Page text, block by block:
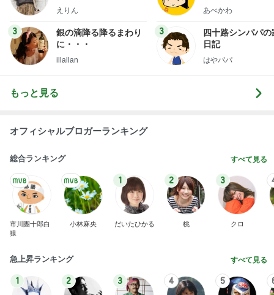
ファッションブログ
えりん
3
銀の滴降る降るまわり
に・・・
illallan
あべかわ
3
四十路シンパパの
日記
はやパパ
もっと見る
オフィシャルブロガーランキング
総合ランキング すべて見る
市川團十郎白
猿
小林麻央
1
だいたひかる
2
桃
3
クロ
急上昇ランキング すべて見る
1 2 3 4 5